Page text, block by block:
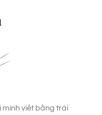
mình viết bằng trái